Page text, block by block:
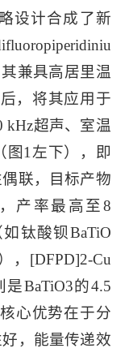
设计合成了新
兼具高居里温
，将其应用于
kHz超声、室温
图1左下），即
联，目标产物
产率最高至8
钛酸钡BaTiO
，[DFPD]2-Cu
BaTiO3的4.5
心优势在于分
，能量传递效